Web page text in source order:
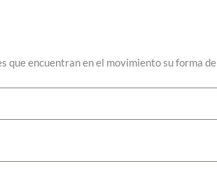
que encuentran en el movimiento su forma de